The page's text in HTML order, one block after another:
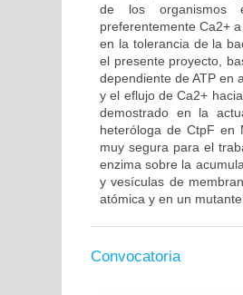
de los organismos
preferentemente Ca2+
en la tolerancia de la
el presente proyecto,
dependiente de ATP en
y el eflujo de Ca2+
demostrado en la
heteróloga de CtpF en
muy segura para el
enzima sobre la
y vesículas de
atómica y en un
Convocatoria